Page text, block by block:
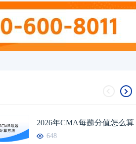
2026年CMA每题分值怎么算
648